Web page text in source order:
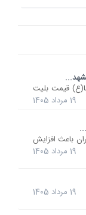
قیمت بلیت
19 مرداد 1405
باعث افزایش
19 مرداد 1405
19 مرداد 1405